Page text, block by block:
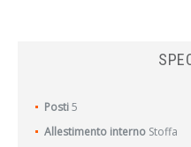
Posti 5
Allestimento interno Stoffa